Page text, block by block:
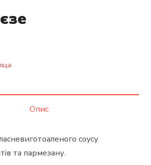
Опис
соусу
та пармезану.